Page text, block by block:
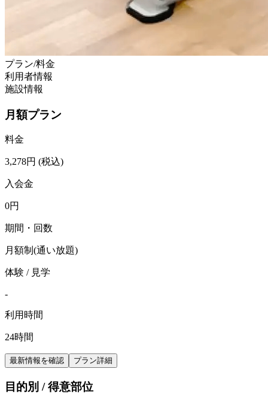
プラン/料金
利用者情報
施設情報
月額プラン
料金
3,278円 (税込)
入会金
0円
期間・回数
月額制(通い放題)
体験 / 見学
-
利用時間
24時間
最新情報を確認 プラン詳細
目的別 / 得意部位